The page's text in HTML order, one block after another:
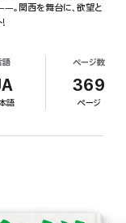
。関西を舞台に、欲望と
!
語
語
ページ数
369
ページ